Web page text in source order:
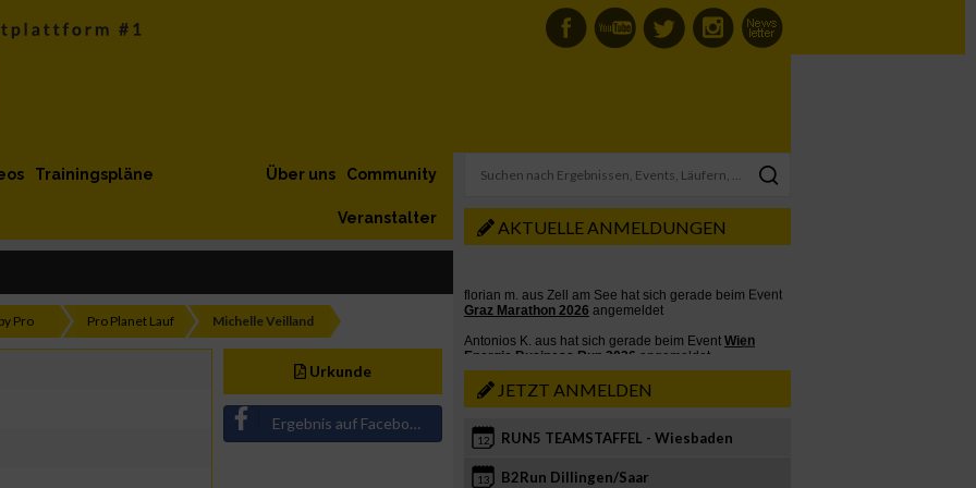
Trainingspläne Community
Über uns
Veranstalter
Pro
Pro Planet Lauf Michelle Veilland
Urkunde
Ergebnis auf Facebook teilen
AKTUELLE ANMELDUNGEN
JETZT ANMELDEN
12 RUN5 TEAMSTAFFEL - Wiesbaden
13 B2Run Dillingen/Saar